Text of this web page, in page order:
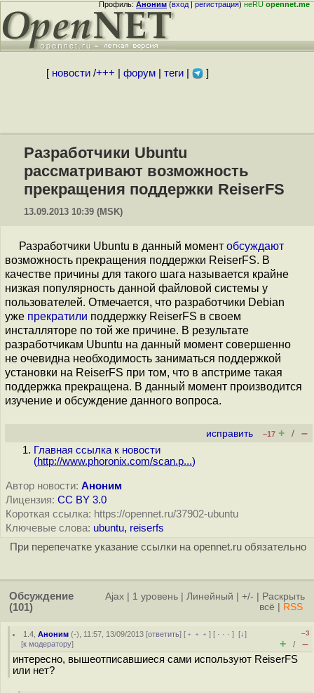
Профиль:Аноним(вход|регистрация)неRUopennet.me
[ новости/+++ форум| теги| ]
Разработчики Ubuntu
рассматривают возможность
прекращения поддержки ReiserFS
13.09.2013 10:39 (MSK)
Разработчики Ubuntu в данный момент обсуждают
возможность прекращения поддержки ReiserFS. В
качестве причины для такого шага называется крайне
низкая популярность данной файловой системы у
пользователей. Отмечается, что разработчики Debian
уже прекратили поддержку ReiserFS в своем
инсталляторе по той же причине. В результате
разработчикам Ubuntu на данный момент совершенно
не очевидна необходимость заниматься поддержкой
установки на ReiserFS при том, что в апстриме такая
поддержка прекращена. В данный момент производится
изучение и обсуждение данного вопроса.
исправить –17 + / –
Главная ссылка к новости
(http://www.phoronix.com/scan.p...)
Автор новости: Аноним
Лицензия: CC BY 3.0
Короткая ссылка: https://opennet.ru/37902-ubuntu
Ключевые слова: ubuntu, reiserfs
При перепечатке указание ссылки на opennet.ru обязательно
Обсуждение
(101)
Ajax 1 уровень Линейный +/-
Раскрыть
всё
RSS
1.4 ,Аноним (-), 11:57, 13/09/2013 [ответить] [ ﹢﹢﹢] [ · · ·][↓]
[к модератору]
–3
+ / –
интересно, вышеотписавшиеся сами используют ReiserFS
или нет?